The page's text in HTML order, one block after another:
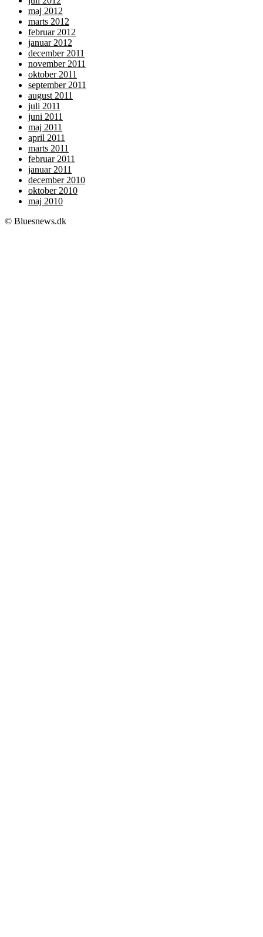
maj 2012
marts 2012
februar 2012
januar 2012
december 2011
november 2011
oktober 2011
september 2011
august 2011
juli 2011
juni 2011
maj 2011
april 2011
marts 2011
februar 2011
januar 2011
december 2010
oktober 2010
maj 2010
© Bluesnews.dk